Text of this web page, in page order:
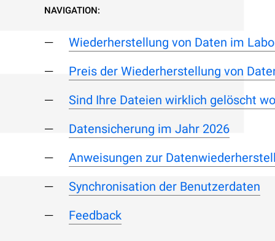
NAVIGATION:
Wiederherstellung von Daten im
Preis der Wiederherstellung von
Sind Ihre Dateien wirklich gelöscht
Datensicherung im Jahr 2026
Anweisungen zur
Synchronisation der Benutzerdaten
Feedback